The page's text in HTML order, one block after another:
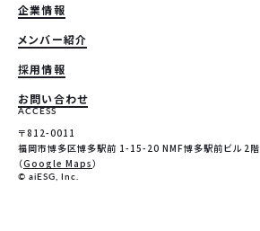
企業情報
メンバー紹介
採用情報
お問い合わせ
ACCESS
〒812-0011
福岡市博多区博多駅前 1-15-20 NMF博多駅前ビル 2階
（Google Maps）
© aiESG, Inc.